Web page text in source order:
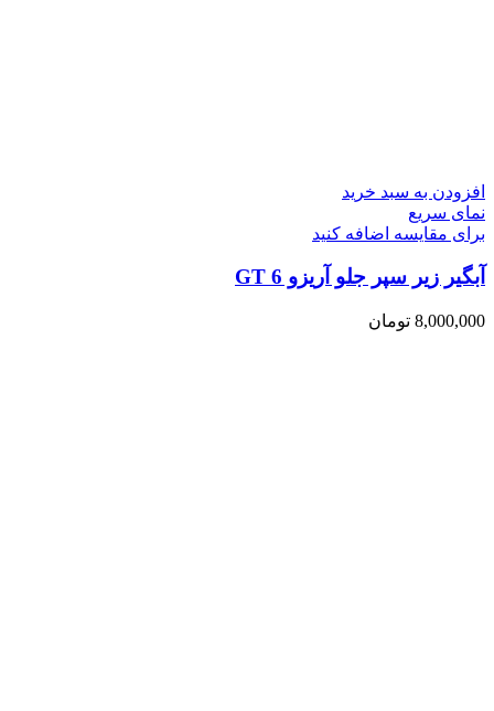
افزودن به سبد خرید
نمای سریع
برای مقایسه اضافه کنید
آبگیر زیر سپر جلو آریزو 6 GT
8,000,000 تومان